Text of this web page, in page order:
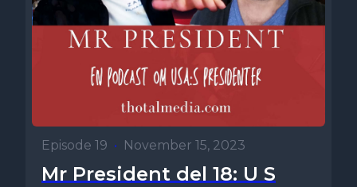
Episode 19 • November 15, 2023
Mr President del 18: U S